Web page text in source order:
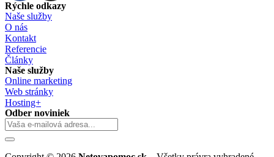
Rýchle odkazy
Naše služby
O nás
Kontakt
Referencie
Články
Naše služby
Online marketing
Web stránky
Hosting+
Odber noviniek